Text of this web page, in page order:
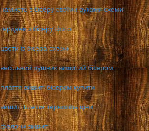
намисто з бісеру своїми руками схеми
гердани з бісеру фото
цвети із бісера схеми
весільний рушник вишитий бісером
плаття вишиті бісером купити
вишиті плаття тернопіль ціни
фелони вишиті